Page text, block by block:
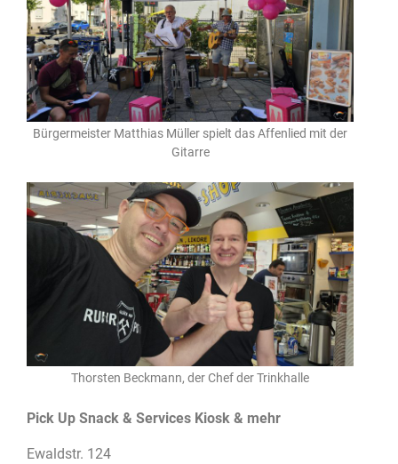
Bürgermeister Matthias Müller spielt das Affenlied mit der
Gitarre
Thorsten Beckmann, der Chef der Trinkhalle
Pick Up Snack & Services Kiosk & mehr
Ewaldstr. 124